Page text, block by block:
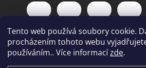
Tento web používá soubory cookie.
procházením tohoto webu
používáním.. Více informacízde.